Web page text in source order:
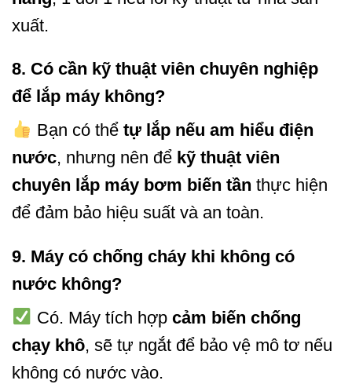
xuất.
8. Có cần kỹ thuật viên chuyên nghiệp
để lắp máy không?
Bạn có thể tự lắp nếu am hiểu điện
nước, nhưng nên để kỹ thuật viên
chuyên lắp máy bơm biến tần thực hiện
để đảm bảo hiệu suất và an toàn.
9. Máy có chống cháy khi không có
nước không?
Có. Máy tích hợp cảm biến chống
chạy khô, sẽ tự ngắt để bảo vệ mô tơ nếu
không có nước vào.